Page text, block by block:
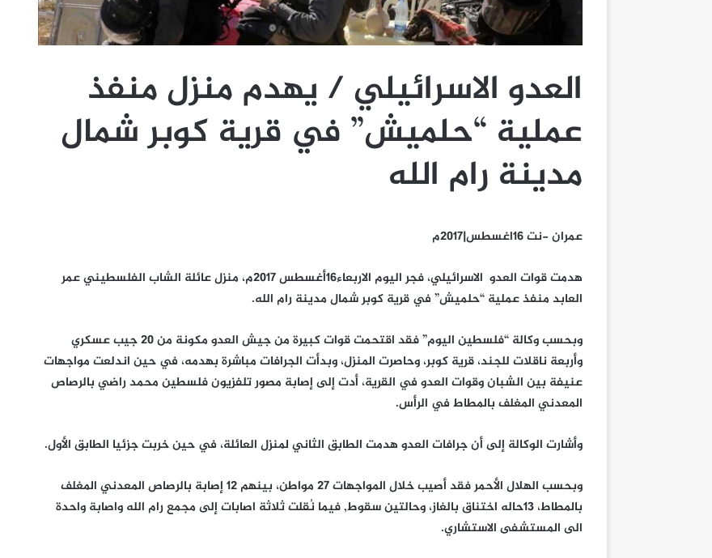
العدو الاسرائيلي / يهدم منزل منفذ
عملية “حلميش” في قرية كوبر شمال
مدينة رام الله
عمران -نت 16اغسطس|2017م
هدمت قوات العدو الاسرائيلي، فجر اليوم الاربعاء16أغسطس 2017م، منزل عائلة الشاب الفلسطيني عمر
العابد منفذ عملية “حلميش” في قرية كوبر شمال مدينة رام الله.
وبحسب وكالة “فلسطين اليوم” فقد اقتحمت قوات كبيرة من جيش العدو مكونة من 20 جيب عسكري
وأربعة ناقلات للجند، قرية كوبر، وحاصرت المنزل، وبدأت الجرافات مباشرة بهدمه، في حين اندلعت مواجهات
عنيفة بين الشبان وقوات العدو في القرية، أدت إلى إصابة مصور تلفزيون فلسطين محمد راضي بالرصاص
المعدني المغلف بالمطاط في الرأس.
وأشارت الوكالة إلى أن جرافات العدو هدمت الطابق الثاني لمنزل العائلة، في حين خربت جزئيا الطابق الأول.
وبحسب الهلال الأحمر فقد أصيب خلال المواجهات ٢٧ مواطن، بينهم 12 إصابة بالرصاص المعدني المغلف
بالمطاط، ١٣حاله اختناق بالغاز، وحالتين سقوط, فيما نُقلت ثلاثة اصابات إلى مجمع رام الله واصابة واحدة
الى المستشفى الاستشاري.